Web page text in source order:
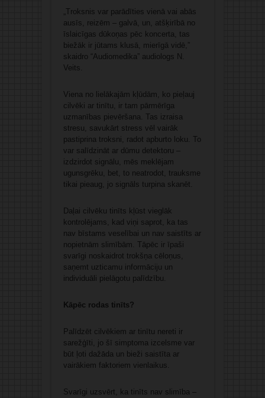
„Troksnis var parādīties vienā vai abās
ausīs, reizēm – galvā, un, atšķirībā no
īslaicīgas dūkoņas pēc koncerta, tas
biežāk ir jūtams klusā, mierīgā vidē,”
skaidro “Audiomedika” audiologs N.
Veits.
Viena no lielākajām kļūdām, ko pieļauj
cilvēki ar tinītu, ir tam pārmērīga
uzmanības pievēršana. Tas izraisa
stresu, savukārt stress vēl vairāk
pastiprina troksni, radot apburto loku. To
var salīdzināt ar dūmu detektoru –
izdzirdot signālu, mēs meklējam
ugunsgrēku, bet, to neatrodot, trauksme
tikai pieaug, jo signāls turpina skanēt.
Daļai cilvēku tinīts kļūst vieglāk
kontrolējams, kad viņi saprot, ka tas
nav bīstams veselībai un nav saistīts ar
nopietnām slimībām. Tāpēc ir īpaši
svarīgi noskaidrot trokšņa cēloņus,
saņemt uzticamu informāciju un
individuāli pielāgotu palīdzību.
Kāpēc rodas tinīts?
Palīdzēt cilvēkiem ar tinītu nereti ir
sarežģīti, jo šī simptoma izcelsme var
būt ļoti dažāda un bieži saistīta ar
vairākiem faktoriem vienlaikus.
Svarīgi uzsvērt, ka tinīts nav slimība –